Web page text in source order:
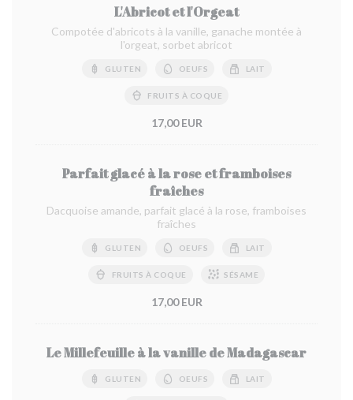
L'Abricot et l'Orgeat
Compotée d'abricots à la vanille, ganache montée à
l'orgeat, sorbet abricot
GLUTEN OEUFS LAIT
FRUITS À COQUE
17,00 EUR
Parfait glacé à la rose et framboises
fraîches
Dacquoise amande, parfait glacé à la rose, framboises
fraîches
GLUTEN OEUFS LAIT
FRUITS À COQUE SÉSAME
17,00 EUR
Le Millefeuille à la vanille de Madagascar
GLUTEN OEUFS LAIT